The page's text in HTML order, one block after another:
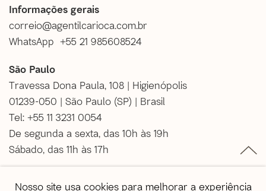
Informações gerais
correio@agentilcarioca.com.br
WhatsApp +55 21 985608524
São Paulo
Travessa Dona Paula, 108 | Higienópolis
01239-050 | São Paulo (SP) | Brasil
Tel: +55 11 3231 0054
De segunda a sexta, das 10h às 19h
Sábado, das 11h às 17h
Vendas
Nosso site usa cookies para melhorar a experiência